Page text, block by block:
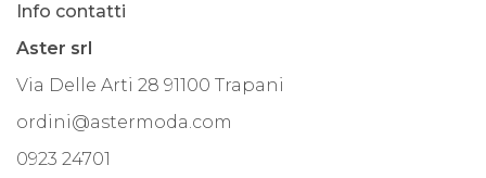
Info contatti
Aster srl
Via Delle Arti 28 91100 Trapani
ordini@astermoda.com
0923 24701